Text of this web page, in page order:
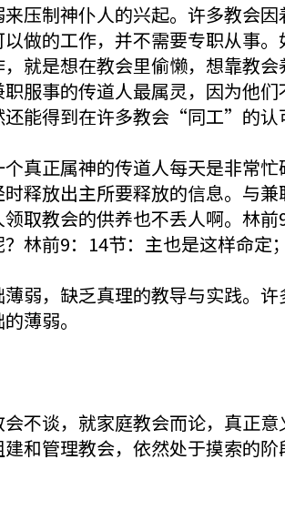
压制神仆人的兴起。许多教会
做的工作，并不需要专职从事
就是想在教会里偷懒，想靠教
服事的传道人最属灵，因为他
能得到在许多教会“同工”的认
真正属神的传道人每天是非常
释放出主所要释放的信息。与
取教会的供养也不丢人啊。林
林前9：14节：主也是这样命定
弱，缺乏真理的教导与实践。
薄弱。
不谈，就家庭教会而论，真正
和管理教会，依然处于摸索的阶